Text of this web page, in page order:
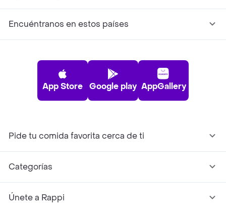
Encuéntranos en estos países
App Store Google play AppGallery
Pide tu comida favorita cerca de ti
Categorías
Únete a Rappi